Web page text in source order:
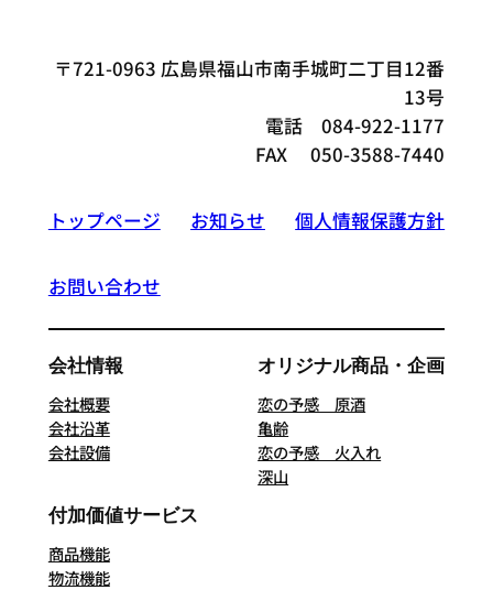
〒721-0963 広島県福山市南手城町二丁目12番
13号
電話 084-922-1177
FAX 050-3588-7440
トップページ お知らせ 個人情報保護方針
お問い合わせ
会社情報
会社概要
会社沿革
会社設備
オリジナル商品・企画
恋の予感 原酒
亀齢
恋の予感 火入れ
深山
付加価値サービス
商品機能
物流機能